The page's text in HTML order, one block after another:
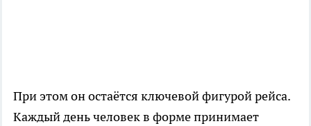
При этом он остаётся ключевой фигурой рейса.
Каждый день человек в форме принимает